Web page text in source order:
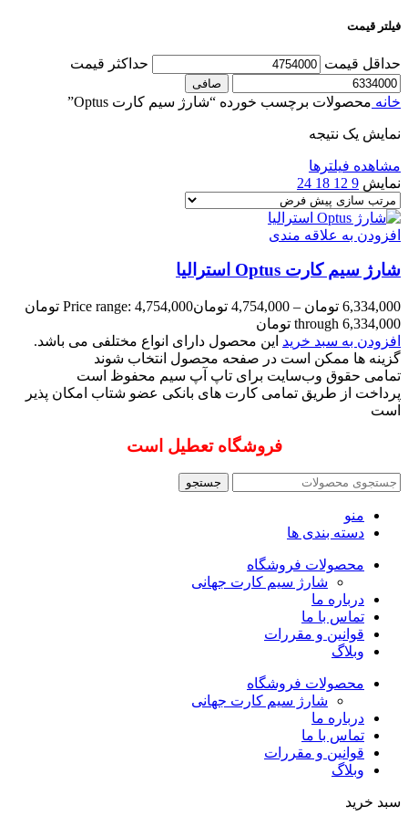
فیلتر قیمت
حداقل قیمت حداكثر قيمت
صافی
خانه محصولات برچسب خورده “شارژ سیم کارت Optus”
نمایش یک نتیجه
مشاهده فیلترها
نمایش 9
12
18
24
افزودن به علاقه مندی
شارژ سیم کارت Optus استرالیا
6,334,000 تومان –
4,754,000 تومان
Price range: 4,754,000 تومان
through 6,334,000 تومان
افزودن به سبد خرید این محصول دارای انواع مختلفی می باشد.
گزینه ها ممکن است در صفحه محصول انتخاب شوند
تمامی حقوق وب‌سایت برای تاپ آپ سیم محفوظ است
پرداخت از طریق تمامی کارت های بانکی عضو شتاب امکان پذیر
است
فروشگاه تعطیل است
جستجو
منو
دسته بندی ها
محصولات فروشگاه
شارژ سیم کارت جهانی
درباره ما
تماس با ما
قوانین و مقررات
وبلاگ
محصولات فروشگاه
شارژ سیم کارت جهانی
درباره ما
تماس با ما
قوانین و مقررات
وبلاگ
سبد خرید